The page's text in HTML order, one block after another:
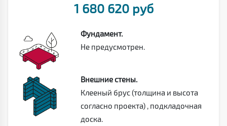
1 680 620 руб
Фундамент.
Не предусмотрен.
Внешние стены.
Клееный брус (толщина и высота
согласно проекта) , подкладочная
доска.